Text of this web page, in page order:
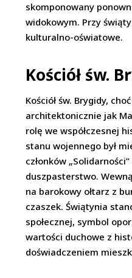
skomponowany
widokowym. Przy
kulturalno-oświatowe.
Kościół św.
Kościół św. Brygidy,
architektonicznie jak
rolę we współczesnej
stanu wojennego był
członków
duszpasterstwo.
na barokowy ołtarz z
czaszek. Świątynia
społecznej, symbol
wartości duchowe z
doświadczeniem